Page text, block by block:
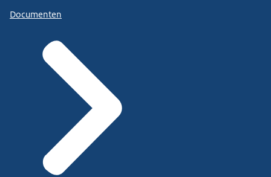
Documenten